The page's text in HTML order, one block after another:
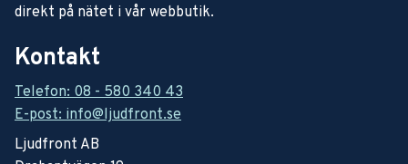
direkt på nätet i vår webbutik.
Kontakt
Telefon: 08 - 580 340 43
E-post: info@ljudfront.se
Ljudfront AB